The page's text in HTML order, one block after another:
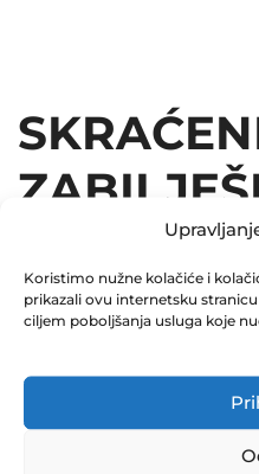
Koristimo nužne kolačiće i
prikazali ovu internetsku
ciljem poboljšanja usluga koje
August 30, 2023
0 Comments
Share